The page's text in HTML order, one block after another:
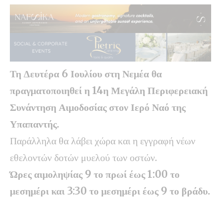
Τη Δευτέρα 6 Ιουλίου στη Νεμέα θα
πραγματοποιηθεί η 14η Μεγάλη Περιφερειακή
Συνάντηση Αιμοδοσίας στον Ιερό Ναό της
Υπαπαντής.
Παράλληλα θα λάβει χώρα και η εγγραφή νέων
εθελοντών δοτών μυελού των οστών.
Ώρες αιμοληψίας 9 το πρωί έως 1:00 το
μεσημέρι και 3:30 το μεσημέρι έως 9 το βράδυ.